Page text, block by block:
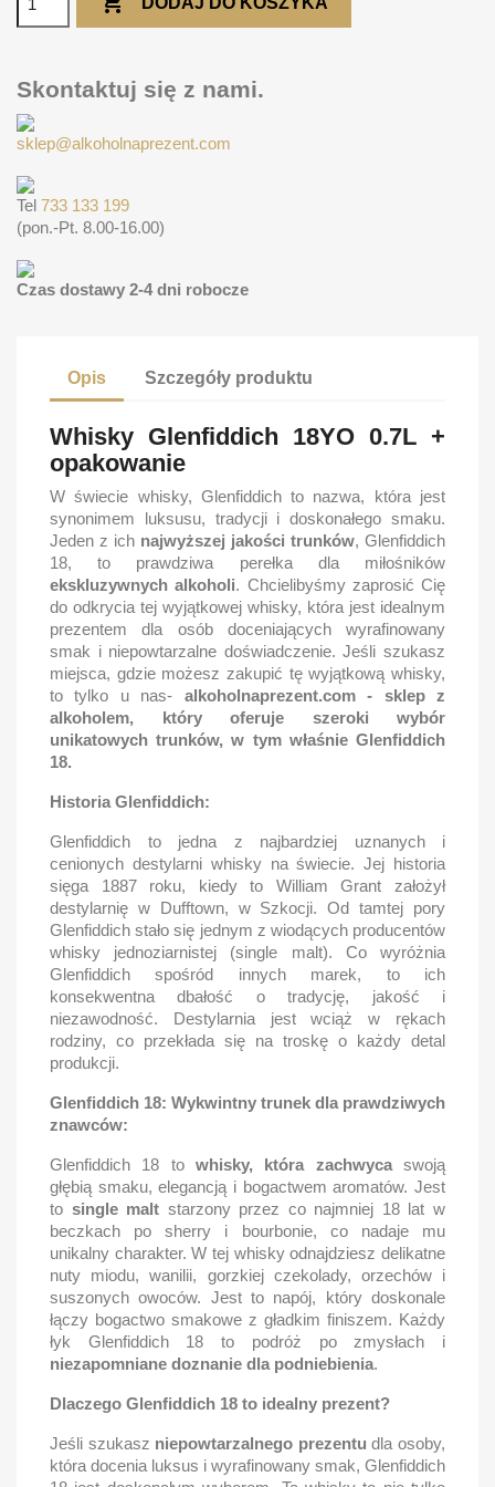
Skontaktuj się z nami.
sklep@alkoholnaprezent.com
Tel 733 133 199
(pon.-Pt. 8.00-16.00)
Czas dostawy 2-4 dni robocze
Opis Szczegóły produktu
Whisky Glenfiddich 18YO 0.7L +
opakowanie
W świecie whisky, Glenfiddich to nazwa, która jest
synonimem luksusu, tradycji i doskonałego smaku.
Jeden z ich najwyższej jakości trunków, Glenfiddich
18, to prawdziwa perełka dla miłośników
ekskluzywnych alkoholi. Chcielibyśmy zaprosić Cię
do odkrycia tej wyjątkowej whisky, która jest idealnym
prezentem dla osób doceniających wyrafinowany
smak i niepowtarzalne doświadczenie. Jeśli szukasz
miejsca, gdzie możesz zakupić tę wyjątkową whisky,
to tylko u nas- alkoholnaprezent.com - sklep z
alkoholem, który oferuje szeroki wybór
unikatowych trunków, w tym właśnie Glenfiddich
18.
Historia Glenfiddich:
Glenfiddich to jedna z najbardziej uznanych i
cenionych destylarni whisky na świecie. Jej historia
sięga 1887 roku, kiedy to William Grant założył
destylarnię w Dufftown, w Szkocji. Od tamtej pory
Glenfiddich stało się jednym z wiodących producentów
whisky jednoziarnistej (single malt). Co wyróżnia
Glenfiddich spośród innych marek, to ich
konsekwentna dbałość o tradycję, jakość i
niezawodność. Destylarnia jest wciąż w rękach
rodziny, co przekłada się na troskę o każdy detal
produkcji.
Glenfiddich 18: Wykwintny trunek dla prawdziwych
znawców:
Glenfiddich 18 to whisky, która zachwycaswoją
głębią smaku, elegancją i bogactwem aromatów. Jest
to single malt starzony przez co najmniej 18 lat w
beczkach po sherry i bourbonie, co nadaje mu
unikalny charakter. W tej whisky odnajdziesz delikatne
nuty miodu, wanilii, gorzkiej czekolady, orzechów i
suszonych owoców. Jest to napój, który doskonale
łączy bogactwo smakowe z gładkim finiszem. Każdy
łyk Glenfiddich 18 to podróż po zmysłach i
niezapomniane doznanie dla podniebienia.
Dlaczego Glenfiddich 18 to idealny prezent?
Jeśli szukasz niepowtarzalnego prezentu dla osoby,
która docenia luksus i wyrafinowany smak, Glenfiddich